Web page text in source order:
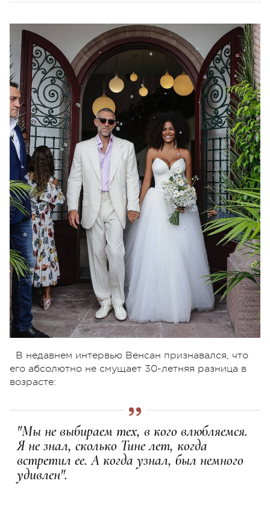
В недавнем интервью Венсан признавался, что
его абсолютно не смущает 30-летняя разница в
возрасте:
"Мы не выбираем тех, в кого влюбляемся.
Я не знал, сколько Тине лет, когда
встретил ее. А когда узнал, был немного
удивлен".